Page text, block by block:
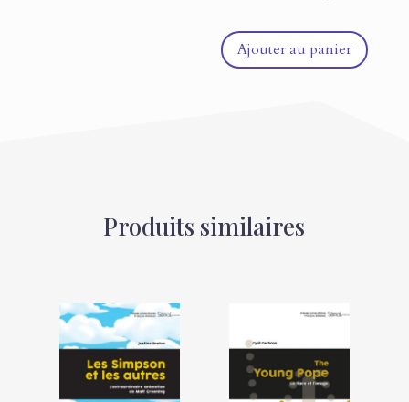
Ajouter au panier
Produits similaires